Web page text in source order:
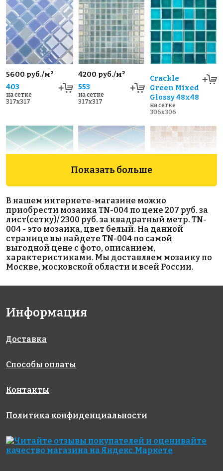
5600 руб./м²
403
на сетке
317x317
4200 руб./м²
553
на сетке
317x317
Crackle
Green Mixed
Glossy 48х48
на сетке
306x306
Crackle
Green
Glossy 48х48
на сетке
306x306
Crackle Blue
Mixed
Glossy 48х48
на сетке
306x306
BROWN
на сетке
317x317
Rose
на сетке
327x327
Показать больше
В нашем интернете-магазине можно
приобрести мозаика TN-004 по цене 207 руб. за
лист(сетку)/ 2300 руб. за квадратный метр. TN-
004 - это мозаика, цвет белый. На данной
странице вы найдете TN-004 по самой
выгодной цене с фото, описанием,
характеристиками. Мы доставляем мозаику по
Москве, московской области и всей России.
Информация
Доставка
Способы оплаты
Контакты
Политика конфиденциальности